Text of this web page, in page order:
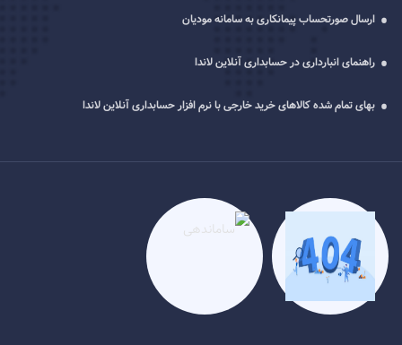
ارسال صورتحساب پیمانکاری به سامانه مودیان
راهنمای انبارداری در حسابداری آنلاین لاندا
بهای تمام شده کالاهای خرید خارجی با نرم افزار حسابداری آنلاین لاندا